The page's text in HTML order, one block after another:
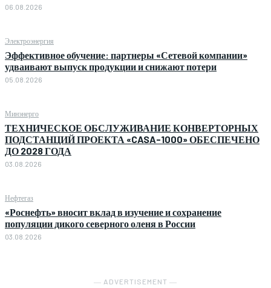
06.08.2026
Электроэнергия
Эффективное обучение: партнеры «Сетевой компании»
удваивают выпуск продукции и снижают потери
05.08.2026
Минэнерго
ТЕХНИЧЕСКОЕ ОБСЛУЖИВАНИЕ КОНВЕРТОРНЫХ
ПОДСТАНЦИЙ ПРОЕКТА «CASA-1000» ОБЕСПЕЧЕНО
ДО 2028 ГОДА
03.08.2026
Нефтегаз
«Роснефть» вносит вклад в изучение и сохранение
популяции дикого северного оленя в России
03.08.2026
― ADVERTISEMENT ―